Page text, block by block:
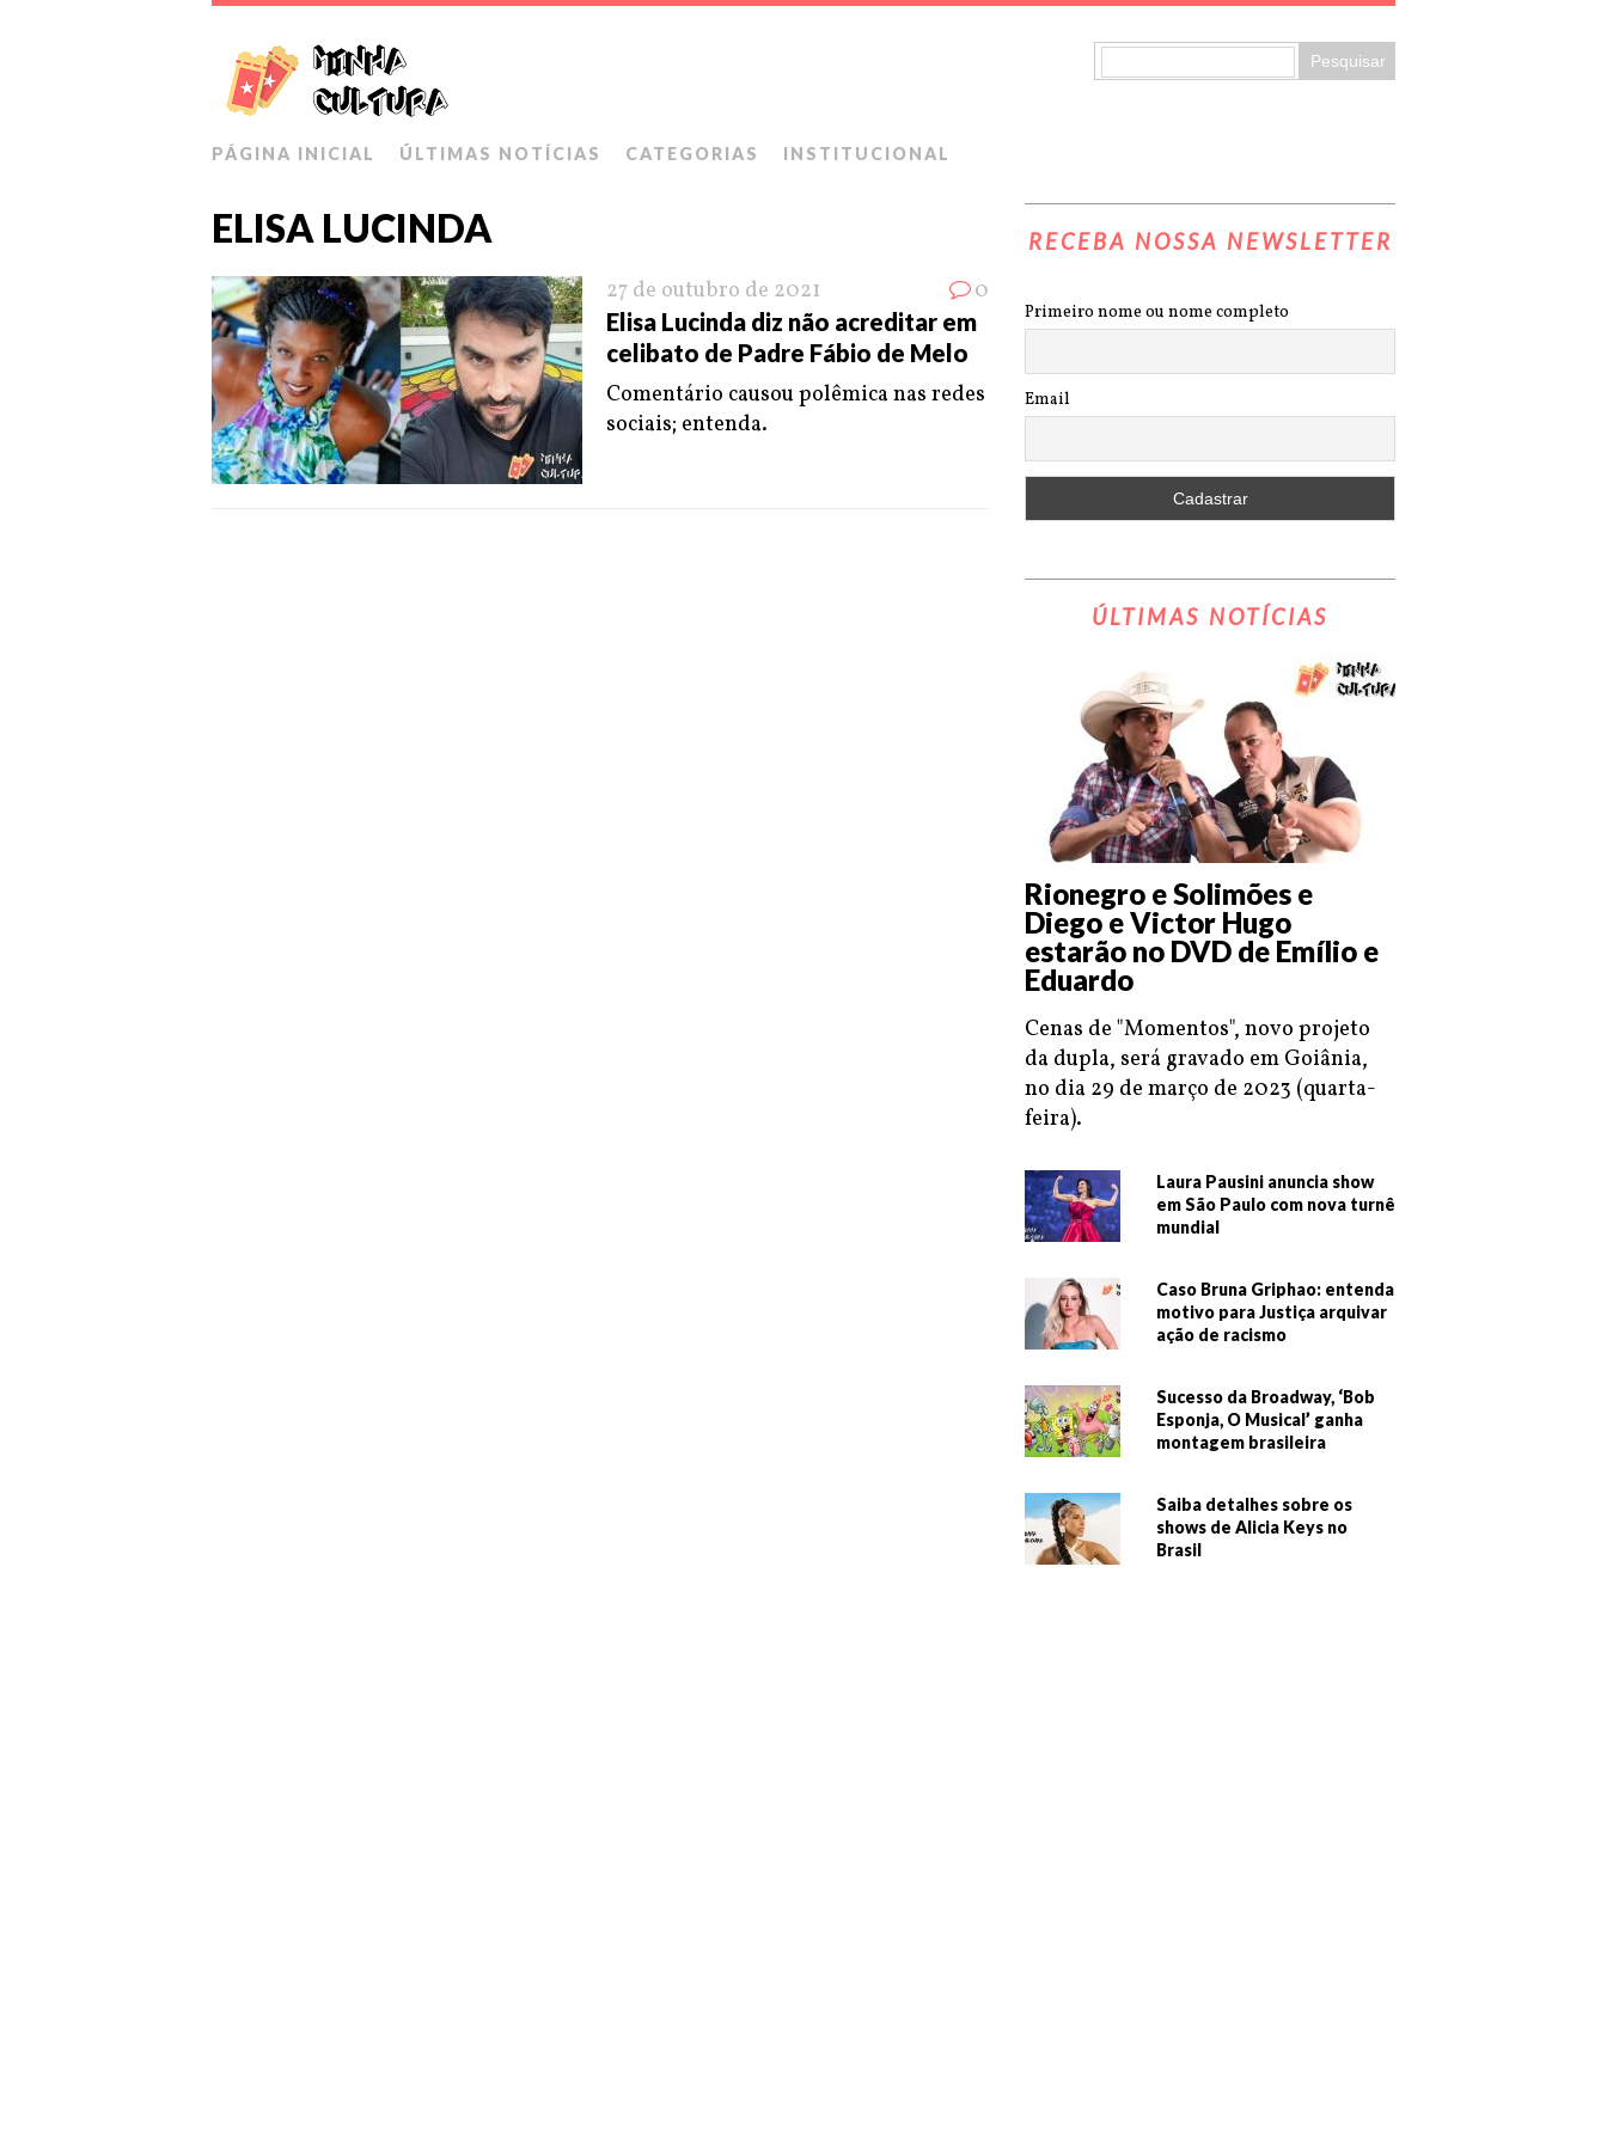
PÁGINA INICIAL ÚLTIMAS NOTÍCIAS CATEGORIAS INSTITUCIONAL
ELISA LUCINDA
27 de outubro de 2021 0
Elisa Lucinda diz não acreditar em
celibato de Padre Fábio de Melo
Comentário causou polêmica nas redes
sociais; entenda.
RECEBA NOSSA NEWSLETTER
Primeiro nome ou nome completo
Email
ÚLTIMAS NOTÍCIAS
Rionegro e Solimões e
Diego e Victor Hugo
estarão no DVD de Emílio e
Eduardo
Cenas de "Momentos", novo projeto
da dupla, será gravado em Goiânia,
no dia 29 de março de 2023 (quarta-
feira).
Laura Pausini anuncia show
em São Paulo com nova turnê
mundial
Caso Bruna Griphao: entenda
motivo para Justiça arquivar
ação de racismo
Sucesso da Broadway, ‘Bob
Esponja, O Musical’ ganha
montagem brasileira
Saiba detalhes sobre os
shows de Alicia Keys no
Brasil